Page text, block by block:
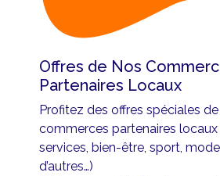
Offres de Nos
Partenaires Locaux
Profitez des offres spéciales
commerces partenaires locaux
services, bien-être, sport,
d’autres…)